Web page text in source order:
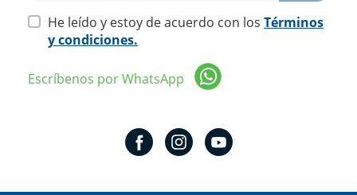
He leído y estoy de acuerdo con los Términos
y condiciones.
Escríbenos por WhatsApp